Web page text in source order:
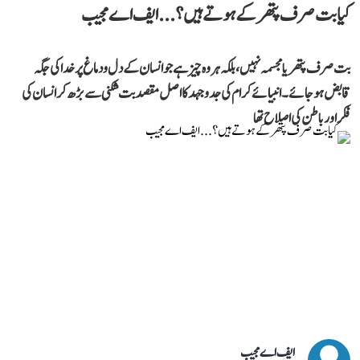
کیا بت صرف پتھر کے ہوتے ہیں؟...ایف اے مجیب
بت صرف پتھر یا مجسمہ نہیں، بلکہ ہر وہ چیز ہے جو انسان کے دل و دماغ پر خدا کی جگہ
قابض ہو جائے۔ انبیائے کرام کی جدوجہد کا اصل مقصد بت شکنی سے بڑھ کر انسان کی
فکر اور باطن کی اصلاح تھا
ایف اے مجیب